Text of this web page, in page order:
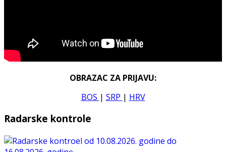
OBRAZAC ZA PRIJAVU:
BOS | SRP | HRV
Radarske kontrole